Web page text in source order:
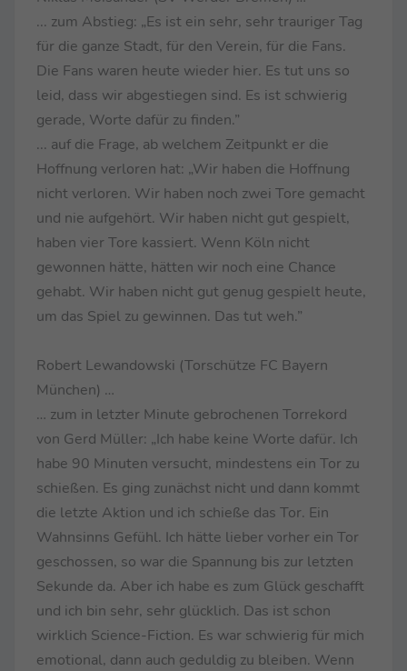
... zum Abstieg: „Es ist ein sehr, sehr trauriger Tag
für die ganze Stadt, für den Verein, für die Fans.
Die Fans waren heute wieder hier. Es tut uns so
leid, dass wir abgestiegen sind. Es ist schwierig
gerade, Worte dafür zu finden.”
... auf die Frage, ab welchem Zeitpunkt er die
Hoffnung verloren hat: „Wir haben die Hoffnung
nicht verloren. Wir haben noch zwei Tore gemacht
und nie aufgehört. Wir haben nicht gut gespielt,
haben vier Tore kassiert. Wenn Köln nicht
gewonnen hätte, hätten wir noch eine Chance
gehabt. Wir haben nicht gut genug gespielt heute,
um das Spiel zu gewinnen. Das tut weh.”
Robert Lewandowski (Torschütze FC Bayern
München) …
… zum in letzter Minute gebrochenen Torrekord
von Gerd Müller: „Ich habe keine Worte dafür. Ich
habe 90 Minuten versucht, mindestens ein Tor zu
schießen. Es ging zunächst nicht und dann kommt
die letzte Aktion und ich schieße das Tor. Ein
Wahnsinns Gefühl. Ich hätte lieber vorher ein Tor
geschossen, so war die Spannung bis zur letzten
Sekunde da. Aber ich habe es zum Glück geschafft
und ich bin sehr, sehr glücklich. Das ist schon
wirklich Science-Fiction. Es war schwierig für mich
emotional, dann auch geduldig zu bleiben. Wenn